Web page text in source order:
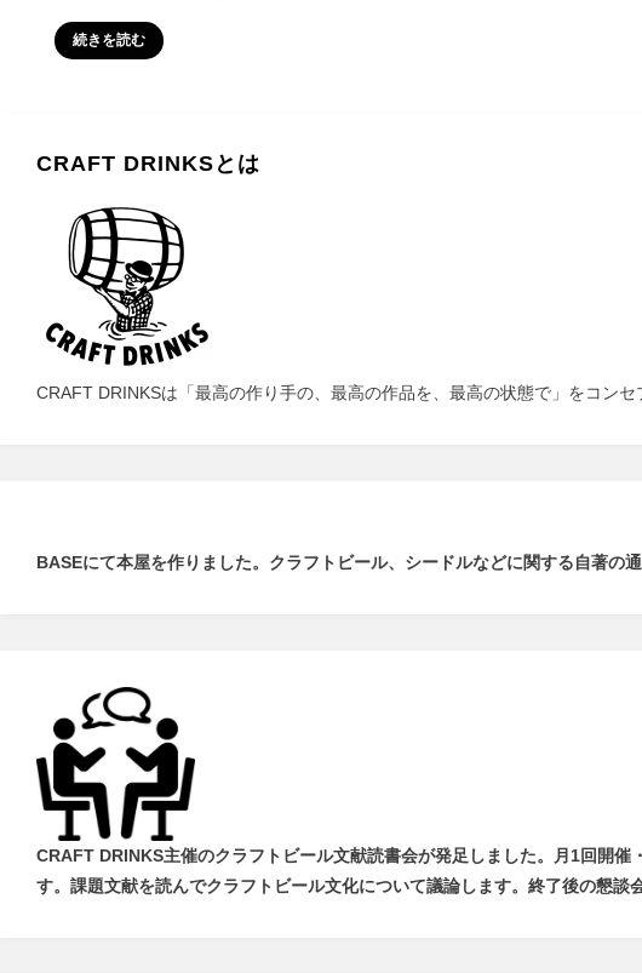
a
c
o
o
k
a
st
o
n
続きを読む
CRAFT DRINKSとは
CRAFT DRINKSは「最高の作り手の、最高の作品を、最高の状態で」をコン
BASEにて本屋を作りました。クラフトビール、シードルなどに関する自著の
CRAFT DRINKS主催のクラフトビール文献読書会が発足しました。 月1回開催
す。 課題文献を読んでクラフトビール文化について議論します。 終了後の懇談